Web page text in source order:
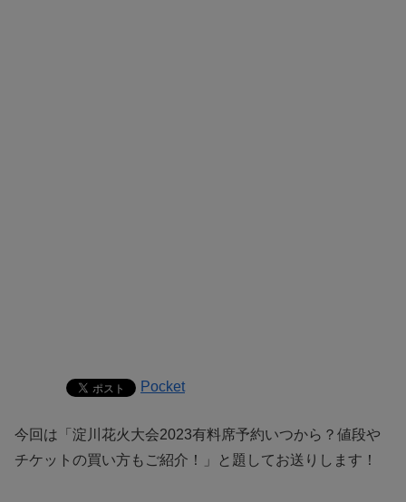
Pocket
今回は「淀川花火大会2023有料席予約いつから？値段や
チケットの買い方もご紹介！」と題してお送りします！